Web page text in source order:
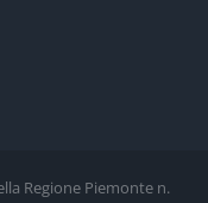
Regione Piemonte n.